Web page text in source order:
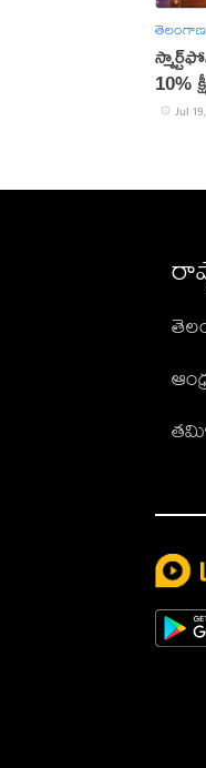
తెలంగాణ
10%
Jul